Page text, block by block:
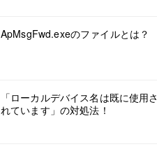
ApMsgFwd.exeのファイルとは？
「ローカルデバイス名は既に使用さ
れています」の対処法！